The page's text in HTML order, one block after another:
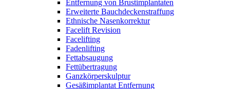
Entfernung von Brustimplantaten
Erweiterte Bauchdeckenstraffung
Ethnische Nasenkorrektur
Facelift Revision
Facelifting
Fadenlifting
Fettabsaugung
Fettübertragung
Ganzkörperskulptur
Gesäßimplantat Entfernung